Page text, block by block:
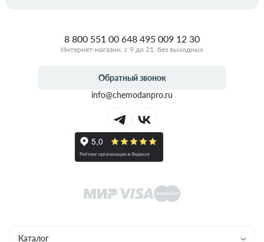
Каталог
8 800 551 00 648 495 009 12 30
Интернет-магазин, с 9 до 21, без выходных
Обратный звонок
info@chemodanpro.ru